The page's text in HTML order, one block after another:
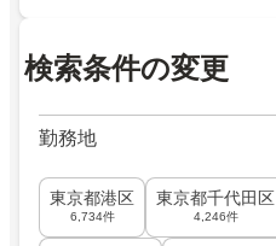
検索条件の変更
勤務地
東京都港区
6,734件
東京都千代田区
4,246件